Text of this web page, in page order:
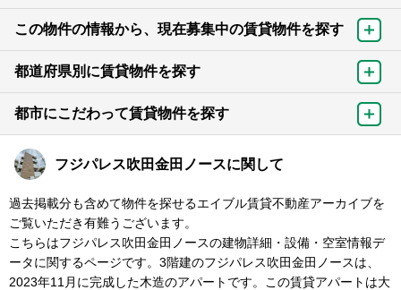
この物件の情報から、現在募集中の賃貸物件を探す
都道府県別に賃貸物件を探す
都市にこだわって賃貸物件を探す
フジパレス吹田金田ノースに関して
過去掲載分も含めて物件を探せるエイブル賃貸不動産アーカイブを
ご覧いただき有難うございます。
こちらはフジパレス吹田金田ノースの建物詳細・設備・空室情報デ
ータに関するページです。3階建のフジパレス吹田金田ノースは、
2023年11月に完成した木造のアパートです。この賃貸アパートは大